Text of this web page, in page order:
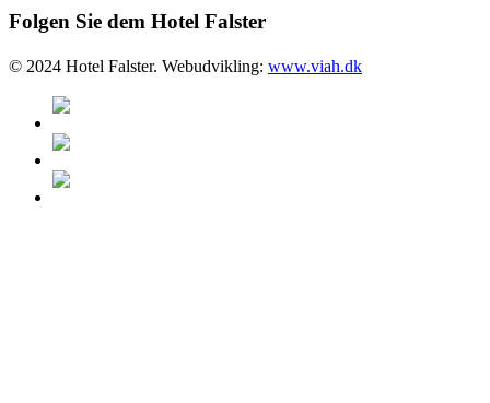
Folgen Sie dem Hotel Falster
© 2024 Hotel Falster. Webudvikling: www.viah.dk